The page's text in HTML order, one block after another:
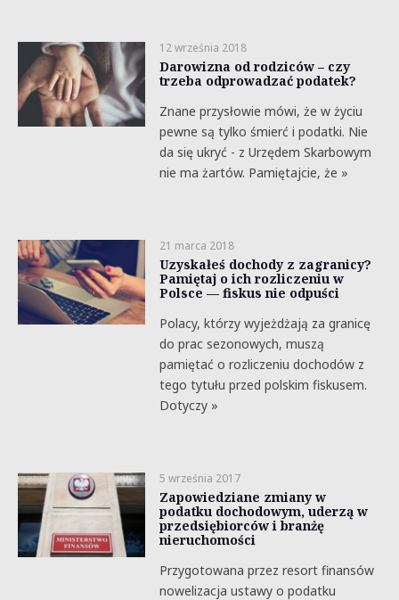
12 września 2018
Darowizna od rodziców – czy
trzeba odprowadzać podatek?
Znane przysłowie mówi, że w życiu
pewne są tylko śmierć i podatki. Nie
da się ukryć - z Urzędem Skarbowym
nie ma żartów. Pamiętajcie, że »
21 marca 2018
Uzyskałeś dochody z zagranicy?
Pamiętaj o ich rozliczeniu w
Polsce — fiskus nie odpuści
Polacy, którzy wyjeżdżają za granicę
do prac sezonowych, muszą
pamiętać o rozliczeniu dochodów z
tego tytułu przed polskim fiskusem.
Dotyczy »
5 września 2017
Zapowiedziane zmiany w
podatku dochodowym, uderzą w
przedsiębiorców i branżę
nieruchomości
Przygotowana przez resort finansów
nowelizacja ustawy o podatku